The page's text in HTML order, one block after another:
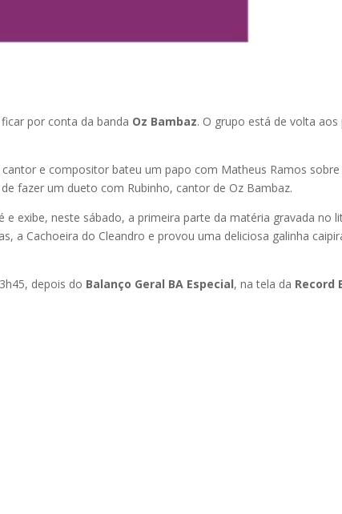
por conta da banda Oz Bambaz. O grupo está de volta aos
cantor e compositor bateu um papo com Matheus Ramos sobre
fazer um dueto com Rubinho, cantor de Oz Bambaz.
e exibe, neste sábado, a primeira parte da matéria gravada no
a Cachoeira do Cleandro e provou uma deliciosa galinha
depois do Balanço Geral BA Especial, na tela da Record